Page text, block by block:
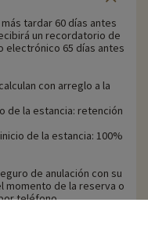
tardar 60 días antes
un recordatorio de
electrónico 65 días antes
con arreglo a la
de la estancia: retención
de la estancia: 100%
de anulación con su
momento de la reserva o
teléfono.